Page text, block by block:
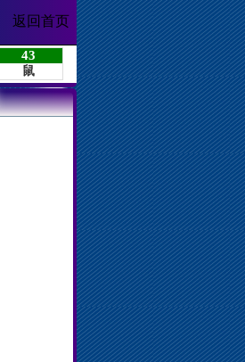
返回首页